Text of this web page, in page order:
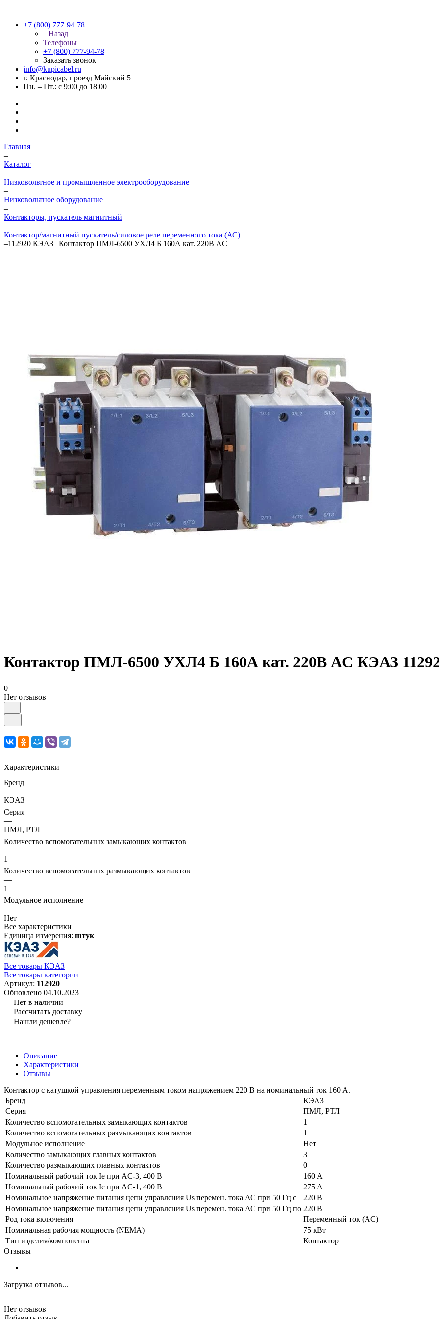
+7 (800) 777-94-78
Назад
Телефоны
+7 (800) 777-94-78
Заказать звонок
info@kupicabel.ru
г. Краснодар, проезд Майский 5
Пн. – Пт.: с 9:00 до 18:00
Главная
–
Каталог
–
Низковольтное и промышленное электрооборудование
–
Низковольтное оборудование
–
Контакторы, пускатель магнитный
–
Контактор/магнитный пускатель/силовое реле переменного тока (АС)
–112920 КЭАЗ | Контактор ПМЛ-6500 УХЛ4 Б 160А кат. 220В AC
Контактор ПМЛ-6500 УХЛ4 Б 160А кат. 220В AC КЭАЗ
0
Нет отзывов
Характеристики
Бренд
—
КЭАЗ
Серия
—
ПМЛ, РТЛ
Количество вспомогательных замыкающих контактов
—
1
Количество вспомогательных размыкающих контактов
—
1
Модульное исполнение
—
Нет
Все характеристики
Единица измерения: штук
Все товары КЭАЗ
Все товары категории
Артикул: 112920
Обновлено 04.10.2023
Нет в наличии
Рассчитать доставку
Нашли дешевле?
Описание
Характеристики
Отзывы
Контактор с катушкой управления переменным током напряжением 220 В на номинальный ток 160 А.
Бренд
КЭАЗ
Серия
ПМЛ, РТЛ
Количество вспомогательных замыкающих контактов
1
Количество вспомогательных размыкающих контактов
1
Модульное исполнение
Нет
Количество замыкающих главных контактов
3
Количество размыкающих главных контактов
0
Номинальный рабочий ток Ie при AC-3, 400 В
160 А
Номинальный рабочий ток Ie при AC-1, 400 В
275 А
Номинальное напряжение питания цепи управления Us перемен. тока АС при 50 Гц с
220 В
Номинальное напряжение питания цепи управления Us перемен. тока АС при 50 Гц по 220 В
Род тока включения
Переменный ток (AC)
Номинальная рабочая мощность (NEMA)
75 кВт
Тип изделия/компонента
Контактор
Отзывы
Загрузка отзывов...
Нет отзывов